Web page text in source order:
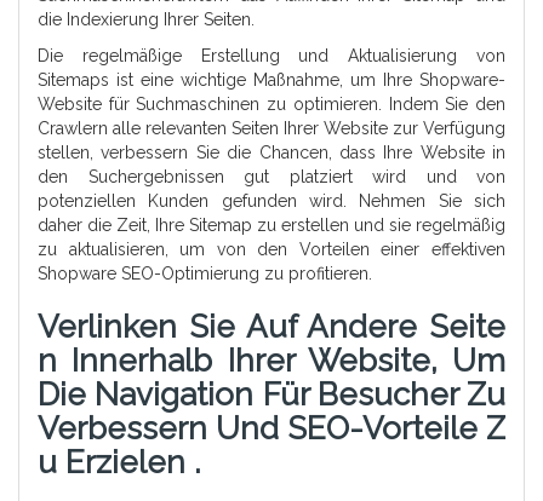
die Indexierung Ihrer Seiten.
Die regelmäßige Erstellung und Aktualisierung von
Sitemaps ist eine wichtige Maßnahme, um Ihre Shopware-
Website für Suchmaschinen zu optimieren. Indem Sie den
Crawlern alle relevanten Seiten Ihrer Website zur Verfügung
stellen, verbessern Sie die Chancen, dass Ihre Website in
den Suchergebnissen gut platziert wird und von
potenziellen Kunden gefunden wird. Nehmen Sie sich
daher die Zeit, Ihre Sitemap zu erstellen und sie regelmäßig
zu aktualisieren, um von den Vorteilen einer effektiven
Shopware SEO-Optimierung zu profitieren.
Verlinken Sie Auf Andere Seite
N Innerhalb Ihrer Website, Um
Die Navigation Für Besucher Zu
Verbessern Und SEO-Vorteile Z
U Erzielen .